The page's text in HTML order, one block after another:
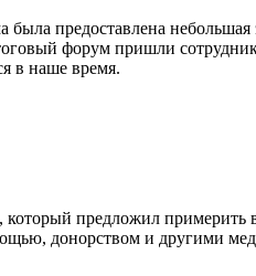
была предоставлена
форум пришли
в наше время.
предложил
донорством и другими